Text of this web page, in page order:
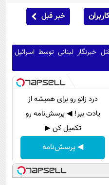
خبر قبل
خبرنگار لبنانی توسط اسرائیل
درد زانو رو برای همیشه از
یادت ببر! ◀ پرسش‌نامه رو
تکمیل کن ▶
◀ پرسش‌نامه